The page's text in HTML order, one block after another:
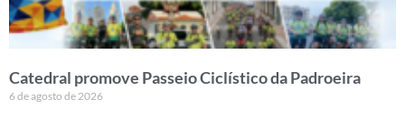
Catedral promove Passeio Ciclístico da Padroeira
6 de agosto de 2026